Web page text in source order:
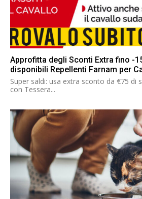
Approfitta degli Sconti Extra fino -
disponibili Repellenti Farnam per
Super saldi: usa extra sconto da €75 di
con Tessera...